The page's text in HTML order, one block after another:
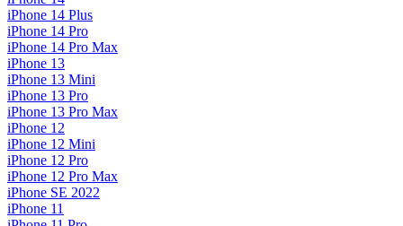
iPhone 14 Plus
iPhone 14 Pro
iPhone 14 Pro Max
iPhone 13
iPhone 13 Mini
iPhone 13 Pro
iPhone 13 Pro Max
iPhone 12
iPhone 12 Mini
iPhone 12 Pro
iPhone 12 Pro Max
iPhone SE 2022
iPhone 11